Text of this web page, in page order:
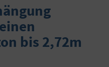
bis 2,72m